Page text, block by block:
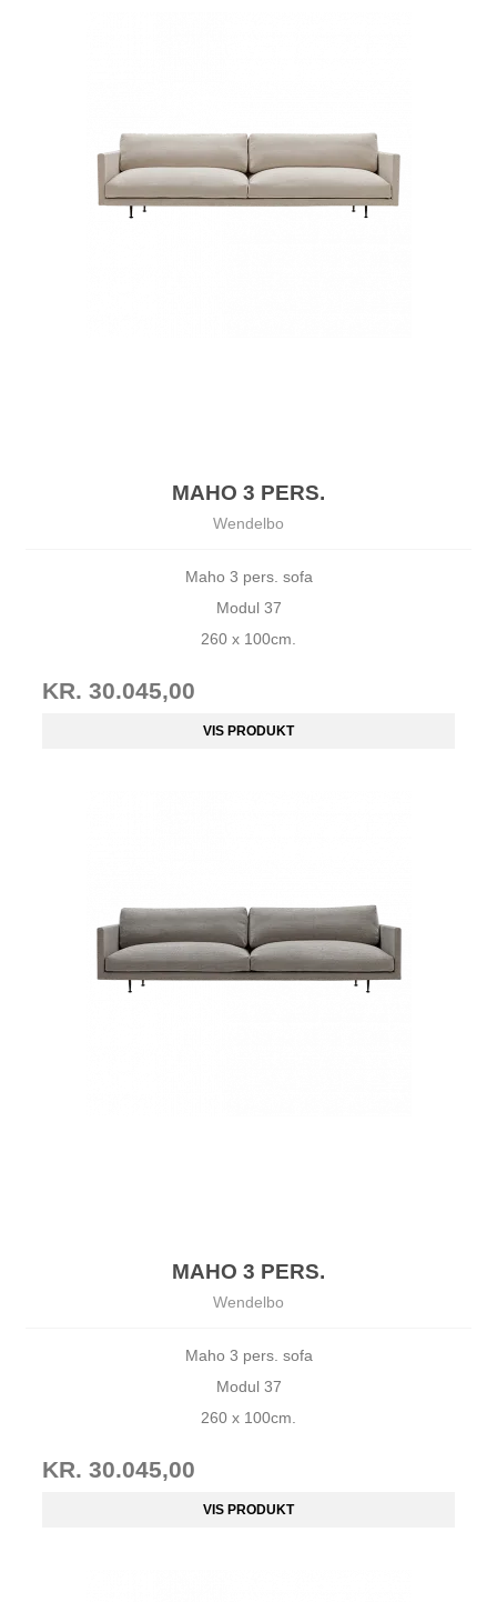
MAHO 3 PERS.
Wendelbo
Maho 3 pers. sofa
Modul 37
260 x 100cm.
KR. 30.045,00
VIS PRODUKT
MAHO 3 PERS.
Wendelbo
Maho 3 pers. sofa
Modul 37
260 x 100cm.
KR. 30.045,00
VIS PRODUKT